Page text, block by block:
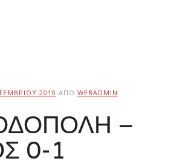
2010 ΑΠΌ WEBADMIN
–
0-1